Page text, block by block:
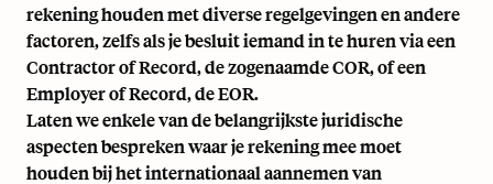
rekening houden met diverse regelgevingen en andere
factoren, zelfs als je besluit iemand in te huren via een
Contractor of Record, de zogenaamde COR, of een
Employer of Record, de EOR.
Laten we enkele van de belangrijkste juridische
aspecten bespreken waar je rekening mee moet
houden bij het internationaal aannemen van